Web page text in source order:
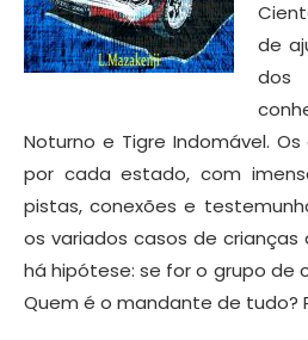
de
dos
Noturno e Tigre Indomável.
por cada estado, com
pistas, conexões e
os variados casos de crianças
há hipótese: se for o grupo de
Quem é o mandante de tudo?